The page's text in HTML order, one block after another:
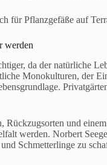
für Pflanzgefäße auf
werden
da der natürliche
Monokulturen, der
und
werden. Norbert
Schmetterlinge zu